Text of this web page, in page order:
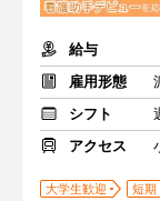
給与
雇用形態
シフト
アクセス
大学生歓迎 短期